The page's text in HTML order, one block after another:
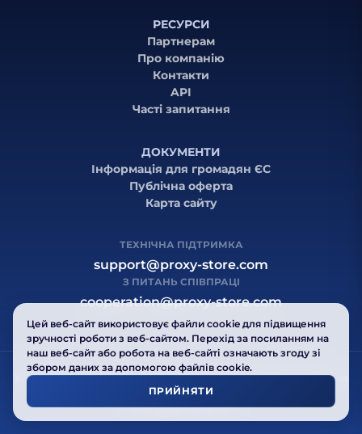
РЕСУРСИ
Партнерам
Про компанію
Контакти
API
Часті запитання
ДОКУМЕНТИ
Інформація для громадян ЄС
Публічна оферта
Карта сайту
ТЕХНІЧНА ПІДТРИМКА
support@proxy-store.com
З ПИТАНЬ СПІВПРАЦІ
cooperation@proxy-store.com
© 2016-2026 Proxy-store
Угода користувачаПолітика конфіденційностіПублічна оферта
Карта сайту
Цей веб-сайт використовує файли cookie для підвищення
зручності роботи з веб-сайтом. Перехід за посиланням на
наш веб-сайт або робота на веб-сайті означають згоду зі
збором даних за допомогою файлів cookie.
ПРИЙНЯТИ